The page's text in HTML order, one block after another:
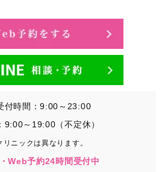
を識別することができる情報
サービスの利用に関連して取得す
連する情報
報、アクセスログ等の利用状況に
。）
者から間接的に収集する情報
で、以下の情報をパブリックDMP
付時間：9:00～23:00
9:00～19:00（不定休）
ニックは異なります。
Web予約24時間受付中